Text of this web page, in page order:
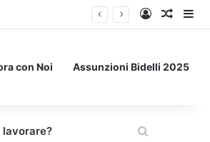
Accedi
Un
con Noi Assunzioni Bidelli 2025
lavorare?